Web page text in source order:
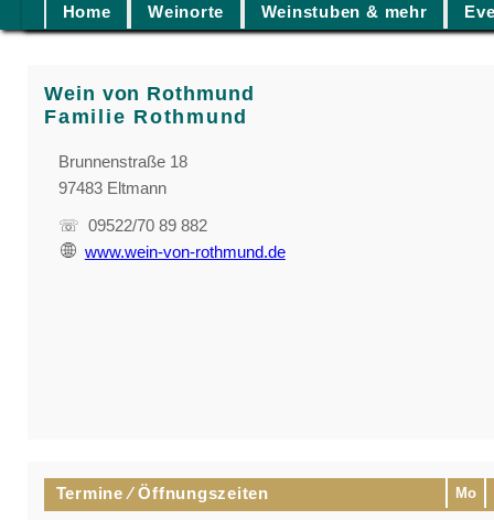
Home Weinorte Weinstuben & mehr
Wein von Rothmund
Familie Rothmund
Brunnenstraße 18
97483 Eltmann
☏ 09522/70 89 882
www.wein-von-rothmund.de
Termine ⁄ Öffnungszeiten Mo